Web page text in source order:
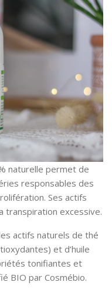
naturelle permet de
responsables des
Ses actifs
excessive.
actifs naturels de thé
et d’huile
tonifiantes et
BIO par Cosmébio.